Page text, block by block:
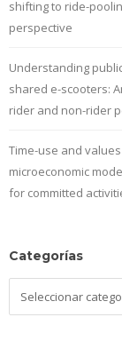
shifting to ride-
perspective
Understanding
shared e-scooters:
rider and non-rider
Time-use and
microeconomic
for committed
Categorías